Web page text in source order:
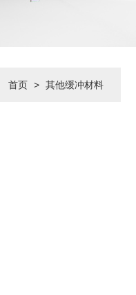
首页 > 其他缓冲材料